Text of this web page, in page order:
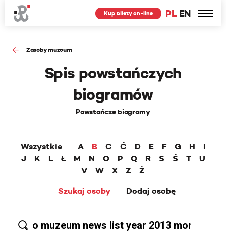
PL EN
Kup bilety on-line
Zasoby muzeum
Spis powstańczych
biogramów
Powstańcze biogramy
Wszystkie A B C Ć D E F G H
I
J
K L Ł M N O P Q R S Ś T
U
V
W X Z
Ż
Szukaj osoby
Dodaj osobę